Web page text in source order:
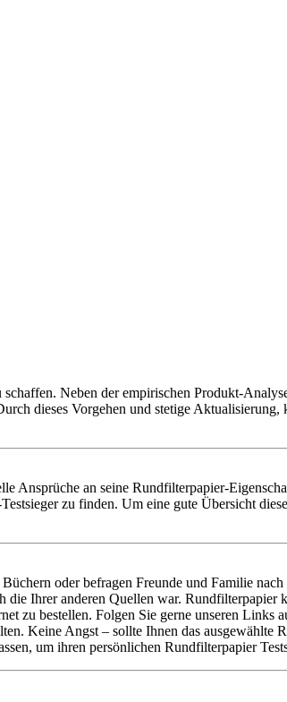
Neben der empirischen Produkt-
dieses Vorgehen und stetige
Ansprüche an seine Rundfilterpapier-
zu finden. Um eine gute Übersicht
oder befragen Freunde und Familie
Ihrer anderen Quellen war.
zu bestellen. Folgen Sie gerne unseren Links
Keine Angst – sollte Ihnen das ausgewählte
um ihren persönlichen Rundfilterpapier